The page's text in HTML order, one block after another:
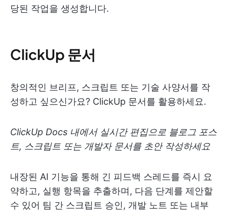
당된 작업을 생성합니다.
ClickUp 문서
창의적인 브리프, 스크립트 또는 기술 사양서를 작
성하고 싶으신가요? ClickUp 문서를 활용하세요.
ClickUp Docs 내에서 실시간 편집으로 블로그 포스
트, 스크립트 또는 개발자 문서를 초안 작성하세요
내장된 AI 기능을 통해 긴 피드백 스레드를 즉시 요
약하고, 실행 항목을 추출하며, 다음 단계를 제안할
수 있어 팀 간 스크립트 승인, 개발 노트 또는 내부